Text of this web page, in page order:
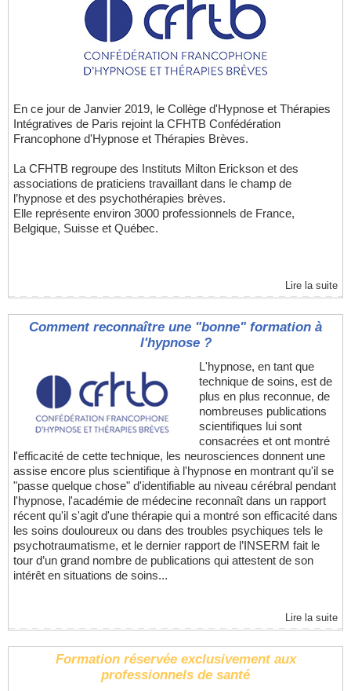
En ce jour de Janvier 2019, le Collège d'Hypnose et Thérapies
Intégratives de Paris rejoint la CFHTB Confédération
Francophone d'Hypnose et Thérapies Brèves.
La CFHTB regroupe des Instituts Milton Erickson et des
associations de praticiens travaillant dans le champ de
l’hypnose et des psychothérapies brèves.
Elle représente environ 3000 professionnels de France,
Belgique, Suisse et Québec.
Lire la suite
Comment reconnaître une "bonne" formation à
l'hypnose ?
L'hypnose, en tant que
technique de soins, est de
plus en plus reconnue, de
nombreuses publications
scientifiques lui sont
consacrées et ont montré
l'efficacité de cette technique, les neurosciences donnent une
assise encore plus scientifique à l'hypnose en montrant qu'il se
"passe quelque chose" d'identifiable au niveau cérébral pendant
l'hypnose, l'académie de médecine reconnaît dans un rapport
récent qu'il s'agit d'une thérapie qui a montré son efficacité dans
les soins douloureux ou dans des troubles psychiques tels le
psychotraumatisme, et le dernier rapport de l’INSERM fait le
tour d’un grand nombre de publications qui attestent de son
intérêt en situations de soins...
Lire la suite
Formation réservée exclusivement aux
professionnels de santé